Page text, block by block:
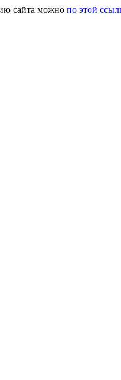
сайта можно по этой